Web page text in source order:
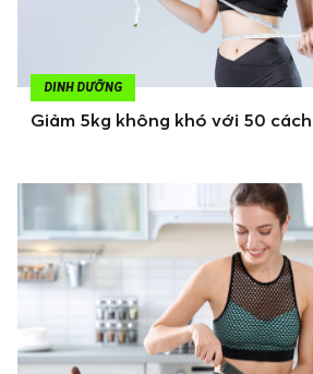
DINH DƯỠNG
Giảm 5kg không khó với 50 cách